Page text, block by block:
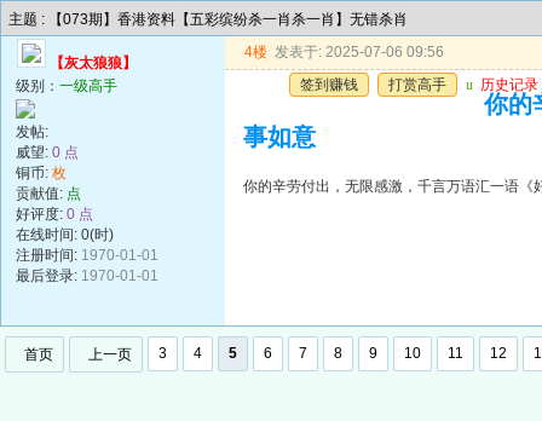
主题 : 【073期】香港资料【五彩缤纷杀一肖杀一肖】无错杀肖
【灰太狼狼】
级别： 一级高手
发帖:
威望: 0 点
铜币: 枚
贡献值: 点
好评度: 0 点
在线时间: 0(时)
注册时间: 1970-01-01
最后登录: 1970-01-01
4楼 发表于: 2025-07-06 09:56
签到赚钱
打赏高手 u 历史记录
你的
事如意
你的辛劳付出，无限感激，千言万语汇一语《
首页 上一页 3 4 5 6 7 8 9 10 11 12